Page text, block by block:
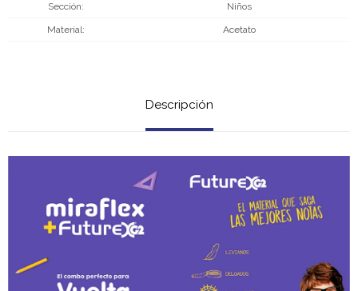
Sección Niños
Material Acetato
Descripción